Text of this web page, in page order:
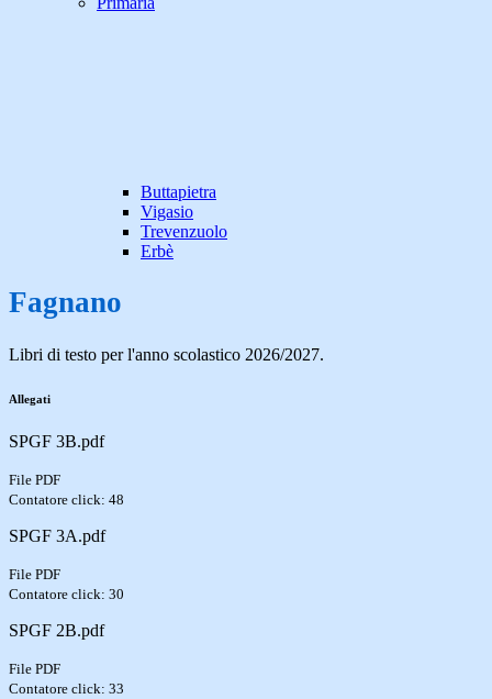
Buttapietra
Vigasio
Trevenzuolo
Erbè
Fagnano
Libri di testo per l'anno scolastico 2026/2027.
Allegati
SPGF 3B.pdf
File PDF
Contatore click: 48
SPGF 3A.pdf
File PDF
Contatore click: 30
SPGF 2B.pdf
File PDF
Contatore click: 33